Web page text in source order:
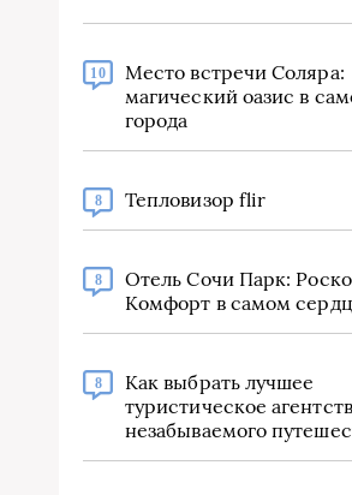
10
Место встречи Соляра:
магический оазис в
города
8 Тепловизор flir
8
Отель Сочи Парк:
Комфорт в самом
8
Как выбрать лучшее
туристическое
незабываемого